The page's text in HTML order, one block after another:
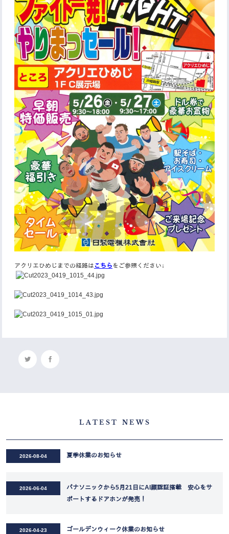
アクリエひめじまでの経路は こちらをご参照ください↓
LATEST NEWS
2026-08-04 夏季休業のお知らせ
2026-06-04
パナソニックから5月21日にAI顔認証搭載 安心をサ
ポートするドアホンが発売！
2026-04-23 ゴールデンウィーク休業のお知らせ